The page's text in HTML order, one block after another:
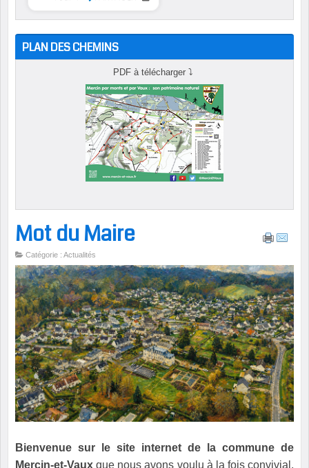
PLAN DES CHEMINS
PDF à télécharger ⤵
Mot du Maire
Catégorie : Actualités
Bienvenue sur le site internet de la commune de
Mercin-et-Vaux que nous avons voulu à la fois convivial,